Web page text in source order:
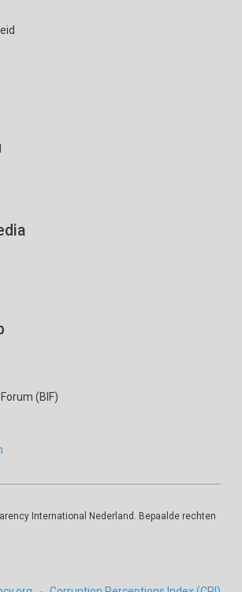
(BIF)
International Nederland. Bepaalde rechten